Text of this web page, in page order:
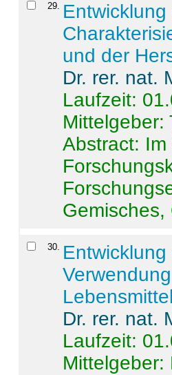
29.
und der
Dr. rer. nat.
Laufzeit:
Mittelgeber:
Abstract:
30.
Dr. rer. nat.
Laufzeit:
Mittelgeber: